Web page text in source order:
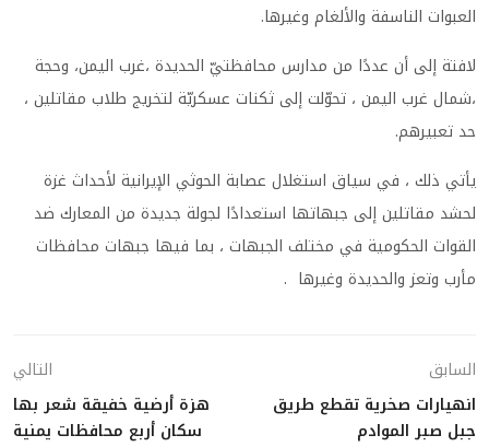
العبوات الناسفة والألغام وغيرها.
لافتة إلى أن عددًا من مدارس محافظتيّ الحديدة ،غرب اليمن، وحجة
،شمال غرب اليمن ، تحوّلت إلى ثكنات عسكريّة لتخريج طلاب مقاتلين ،
حد تعبيرهم.
يأتي ذلك ، في سياق استغلال عصابة الحوثي الإيرانية لأحداث غزة
لحشد مقاتلين إلى جبهاتها استعدادًا لجولة جديدة من المعارك ضد
القوات الحكومية في مختلف الجبهات ، بما فيها جبهات محافظات
مأرب وتعز والحديدة وغيرها .
السابق
انهيارات صخرية تقطع طريق
جبل صبر الموادم
التالي
هزة أرضية خفيقة شعر بها
سكان أربع محافظات يمنية